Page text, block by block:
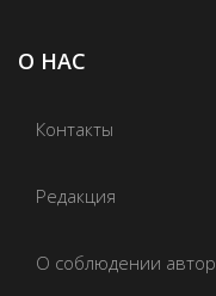
О НАС
Контакты
Редакция
О соблюдении